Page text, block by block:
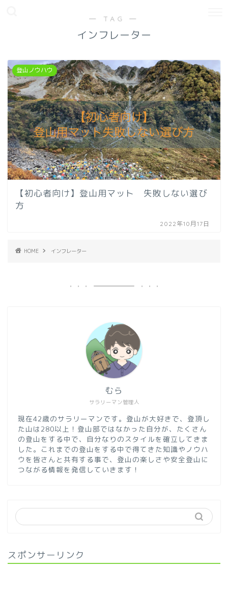
― TAG ―
インフレーター
登山ノウハウ
【初心者向け】登山用マット 失敗しない選び
方
2022年10月17日
HOME インフレーター
サラリーマン管理人
むら
現在42歳のサラリーマンです。登山が大好きで、登頂し
た山は280以上！登山部ではなかった自分が、たくさん
の登山をする中で、自分なりのスタイルを確立してきま
した。これまでの登山をする中で得てきた知識やノウハ
ウを皆さんと共有する事で、登山の楽しさや安全登山に
つながる情報を発信していきます！
スポンサーリンク